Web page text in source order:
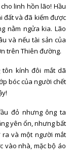
linh hồn lão! Hầu
đất và đã kiếm được
nằm ngửa kia. Lão
và nếu tài sản của
trên Thiên đường.
tôn kính đôi mắt dã
bóc của người chết
đỏ nhưng ông ta
yên ổn, nhưng bất
và một người mắt
vào nhà, mặc bộ áo